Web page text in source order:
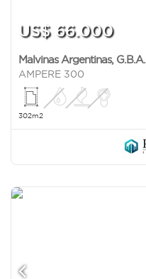
US$ 66.000
Malvinas Argentinas,
AMPERE 300
302m2